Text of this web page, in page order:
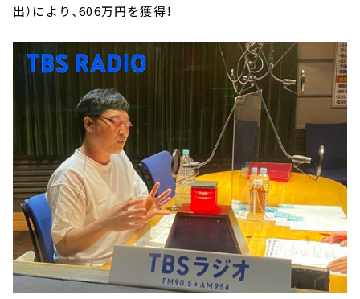
出）により、606万円を獲得！